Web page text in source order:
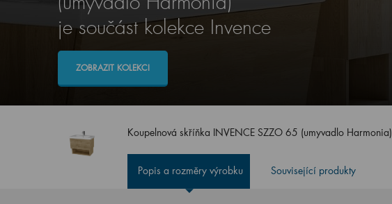
je součást kolekce Invence
ZOBRAZIT KOLEKCI
Koupelnová skříňka INVENCE SZZO 65 (umyvadlo Harmonia)
Popis a rozměry výrobku Související produkty